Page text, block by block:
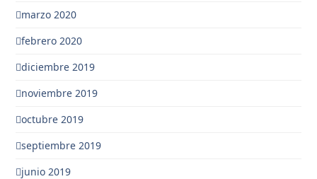
marzo 2020
febrero 2020
diciembre 2019
noviembre 2019
octubre 2019
septiembre 2019
junio 2019